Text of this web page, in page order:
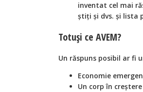
inventat cel mai
știți și dvs. și lista
Totuși ce AVEM?
Un răspuns posibil ar fi
Economie
Un corp în